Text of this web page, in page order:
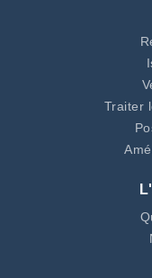
Traiter